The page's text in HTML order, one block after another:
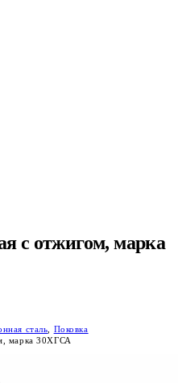
с отжигом, марка
сталь
Поковка
марка 30ХГСА